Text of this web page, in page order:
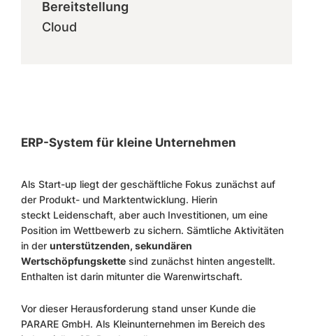
Bereitstellung
Cloud
ERP-System für kleine Unternehmen
Als Start-up liegt der geschäftliche Fokus zunächst auf
der Produkt- und Marktentwicklung. Hierin
steckt Leidenschaft, aber auch Investitionen, um eine
Position im Wettbewerb zu sichern. Sämtliche Aktivitäten
in der unterstützenden, sekundären
Wertschöpfungskette sind zunächst hinten angestellt.
Enthalten ist darin mitunter die Warenwirtschaft.
Vor dieser Herausforderung stand unser Kunde die
PARARE GmbH. Als Kleinunternehmen im Bereich des